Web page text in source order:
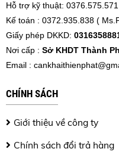
Hỗ trợ kỹ thuật: 0376.575.571
Kế toán : 0372.935.838 (
Giấy phép DKKD:
Nơi cấp : Sở KHDT Thành
Email :
CHÍNH SÁCH
Giới thiệu về công ty
Chính sách đổi trả hàng